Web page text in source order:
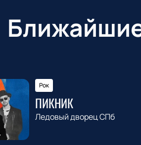
Рок
ПИКНИК
Ледовый дворец СПб